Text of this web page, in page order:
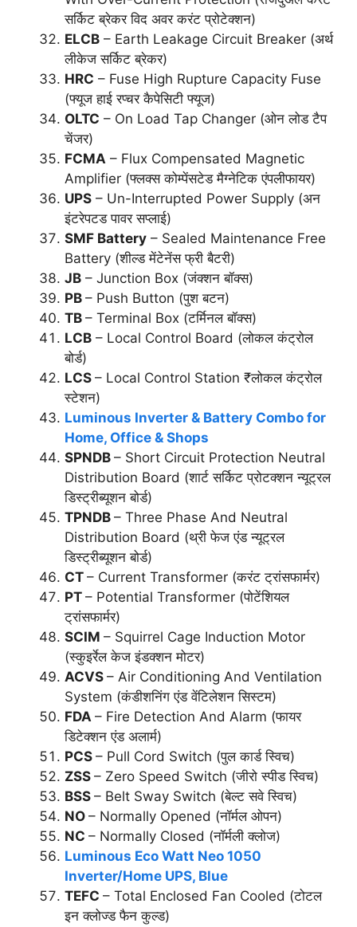
सर्किट ब्रेकर विद अवर करंट प्रोटेक्शन)
ELCB – Earth Leakage Circuit Breaker (अर्थ
लीकेज सर्किट ब्रेकर)
HRC – Fuse High Rupture Capacity Fuse
(फ्यूज हाई रप्चर कैपेसिटी फ्यूज)
OLTC – On Load Tap Changer (ओन लोड टैप
चेंजर)
FCMA – Flux Compensated Magnetic
Amplifier (फ्लक्स कोम्पेंसटेड मैग्नेटिक एंपलीफायर)
UPS – Un-Interrupted Power Supply (अन
इंटरेपटड पावर सप्लाई)
SMF Battery – Sealed Maintenance Free
Battery (शील्ड मेंटेनेंस फ्री बैटरी)
JB – Junction Box (जंक्शन बॉक्स)
PB – Push Button (पुश बटन)
TB – Terminal Box (टर्मिनल बॉक्स)
LCB – Local Control Board (लोकल कंट्रोल
बोर्ड)
LCS – Local Control Station ₹लोकल कंट्रोल
स्टेशन)
Luminous Inverter & Battery Combo for
Home, Office & Shops
SPNDB – Short Circuit Protection Neutral
Distribution Board (शार्ट सर्किट प्रोटक्शन न्यूट्रल
डिस्ट्रीब्यूशन बोर्ड)
TPNDB – Three Phase And Neutral
Distribution Board (थ्री फेज एंड न्यूट्रल
डिस्ट्रीब्यूशन बोर्ड)
CT – Current Transformer (करंट ट्रांसफार्मर)
PT – Potential Transformer (पोटेंशियल
ट्रांसफार्मर)
SCIM – Squirrel Cage Induction Motor
(स्कुइर्रेल केज इंडक्शन मोटर)
ACVS – Air Conditioning And Ventilation
System (कंडीशनिंग एंड वेंटिलेशन सिस्टम)
FDA – Fire Detection And Alarm (फायर
डिटेक्शन एंड अलार्म)
PCS – Pull Cord Switch (पुल कार्ड स्विच)
ZSS – Zero Speed Switch (जीरो स्पीड स्विच)
BSS – Belt Sway Switch (बेल्ट सवे स्विच)
NO – Normally Opened (नॉर्मल ओपन)
NC – Normally Closed (नॉर्मली क्लोज)
Luminous Eco Watt Neo 1050
Inverter/Home UPS, Blue
TEFC – Total Enclosed Fan Cooled (टोटल
इन क्लोज्ड फैन कुल्ड)